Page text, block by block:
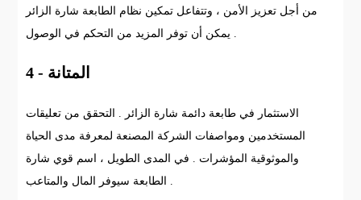
من أجل تعزيز الأمن ، وتتفاعل تمكين نظام الطابعة شارة الزائر
4 - المتانة
الاستثمار في طابعة دائمة شارة الزائر . التحقق من تعليقات
المستخدمين ومواصفات الشركة المصنعة لمعرفة مدى الحياة
والموثوقية المؤشرات . في المدى الطويل ، اسم قوي شارة